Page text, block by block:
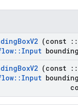
BoxV2 (const ::
:: Input bounding
BoxV2 (const ::
:: Input bounding